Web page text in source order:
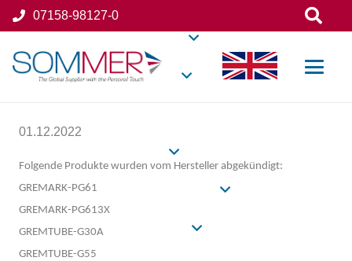
07158-98127-0
01.12.2022
Folgende Produkte wurden vom Hersteller abgekündigt:
GREMARK-PG61
GREMARK-PG613X
GREMTUBE-G30A
GREMTUBE-G55